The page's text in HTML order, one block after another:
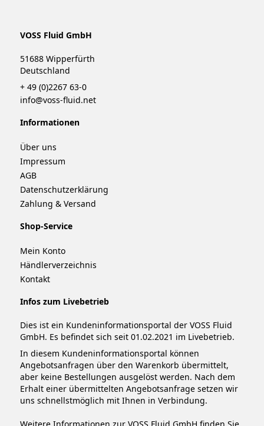
VOSS Fluid GmbH
51688 Wipperfürth
Deutschland
+ 49 (0)2267 63-0
info@voss-fluid.net
Informationen
Über uns
Impressum
AGB
Datenschutzerklärung
Zahlung & Versand
Shop-Service
Mein Konto
Händlerverzeichnis
Kontakt
Infos zum Livebetrieb
Dies ist ein Kundeninformationsportal der VOSS Fluid
GmbH. Es befindet sich seit 01.02.2021 im Livebetrieb.
In diesem Kundeninformationsportal können
Angebotsanfragen über den Warenkorb übermittelt,
aber keine Bestellungen ausgelöst werden. Nach dem
Erhalt einer übermittelten Angebotsanfrage setzen wir
uns schnellstmöglich mit Ihnen in Verbindung.
Weitere Informationen zur VOSS Fluid GmbH finden Sie